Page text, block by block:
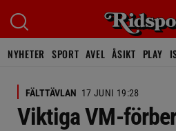
NYHETER SPORT AVEL ÅSIKT PLAY
FÄLTTÄVLAN 17 JUNI 19:28
Viktiga VM-